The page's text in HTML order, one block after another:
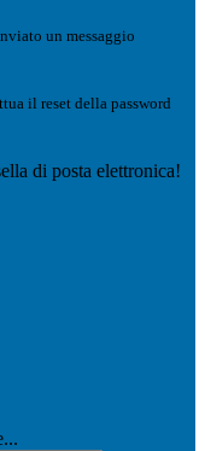
un messaggio
il reset della password
di posta elettronica!